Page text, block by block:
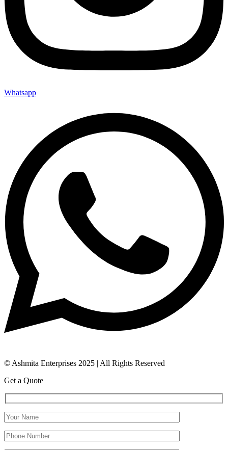
Whatsapp
© Ashmita Enterprises 2025 | All Rights Reserved
Get a Quote